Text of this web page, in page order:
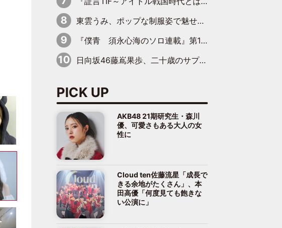
東雲うみ、ポップな制服姿で魅せる“東雲グリーン”の正体
『僕青 須永心海のソロ連載』第18回：「バーゲンセールハンターみうな inしまむら」編
日向坂46藤嶌果歩、二十歳のサプライズバースデーに大喜び「頼られる先輩になれるように努力していきたい」
PICK UP
AKB48 21期研究生・森川
優、可愛さもある大人の女
性に
Cloud ten佐藤流星「成長で
きる余地がたくさん」、本
田高優「何度見ても飽きな
い公演に」